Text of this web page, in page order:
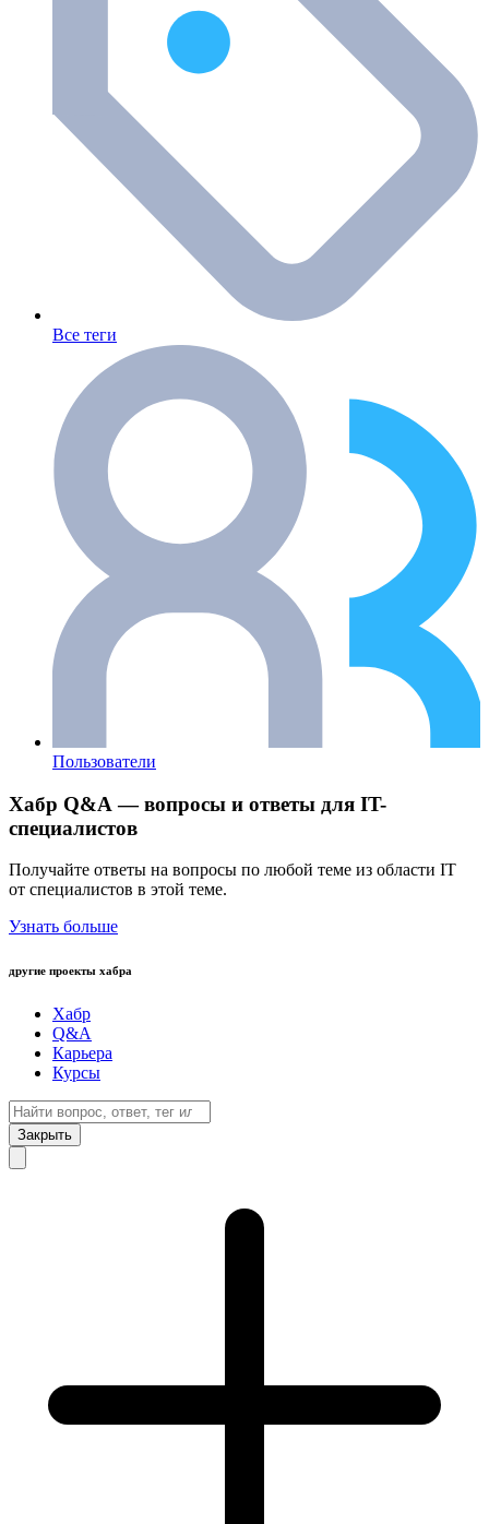
Все теги
Пользователи
Хабр Q&A — вопросы и ответы для IT-
специалистов
Получайте ответы на вопросы по любой теме из области IT
от специалистов в этой теме.
Узнать больше
другие проекты хабра
Хабр
Q&A
Карьера
Курсы
Закрыть